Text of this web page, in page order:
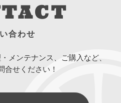
合わせ
メンテナンス、ご購入など、
合せください！